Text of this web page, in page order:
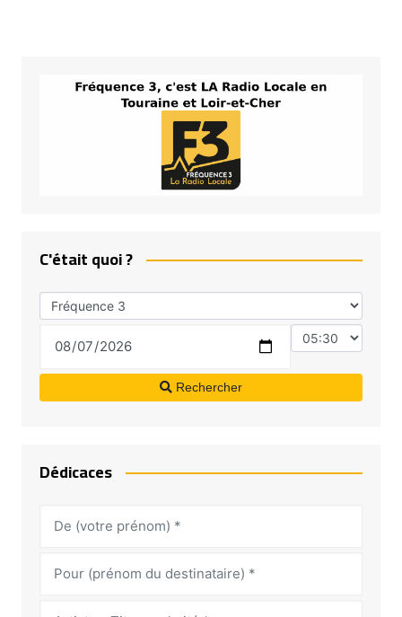
C'était quoi ?
Rechercher
Dédicaces